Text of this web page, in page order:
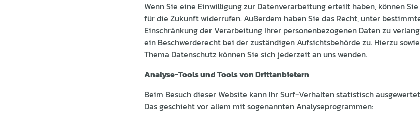
Wenn Sie eine Einwilligung zur Datenverarbeitung erteilt haben, können
für die Zukunft widerrufen. Außerdem haben Sie das Recht, unter
Einschränkung der Verarbeitung Ihrer personenbezogenen Daten zu
ein Beschwerderecht bei der zuständigen Aufsichtsbehörde zu. Hierzu
Thema Datenschutz können Sie sich jederzeit an uns wenden.
Analyse-Tools und Tools von Drittanbietern
Beim Besuch dieser Website kann Ihr Surf-Verhalten statistisch
Das geschieht vor allem mit sogenannten Analyseprogrammen: